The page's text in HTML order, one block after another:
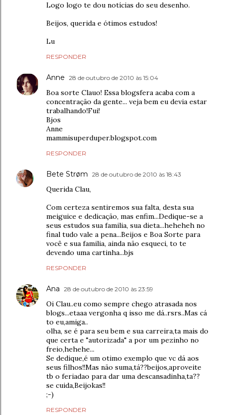
Logo logo te dou notícias do seu desenho.
Beijos, querida e ótimos estudos!
Lu
RESPONDER
Anne 28 de outubro de 2010 às 15:04
Boa sorte Clauo! Essa blogsfera acaba com a
concentração da gente... veja bem eu devia estar
trabalhando!Fui!
Bjos
Anne
mammisuperduper.blogspot.com
RESPONDER
Bete Strøm 28 de outubro de 2010 às 18:43
Querida Clau,
Com certeza sentiremos sua falta, desta sua
meiguice e dedicação, mas enfim...Dedique-se a
seus estudos sua familia, sua dieta...heheheh no
final tudo vale a pena...Beijos e Boa Sorte para
você e sua familia, ainda não esqueci, to te
devendo uma cartinha...bjs
RESPONDER
Ana 28 de outubro de 2010 às 23:59
Oi Clau..eu como sempre chego atrasada nos
blogs...etaaa vergonha q isso me dá..rsrs..Mas cá
to eu,amiga..
olha, se é para seu bem e sua carreira,ta mais do
que certa e "autorizada" a por um pezinho no
freio,hehehe...
Se dedique,é um otimo exemplo que vc dá aos
seus filhos!!Mas não suma,tá??beijos,aproveite
tb o feriadao para dar uma descansadinha,ta??
se cuida,Beijokas!!
;-)
RESPONDER